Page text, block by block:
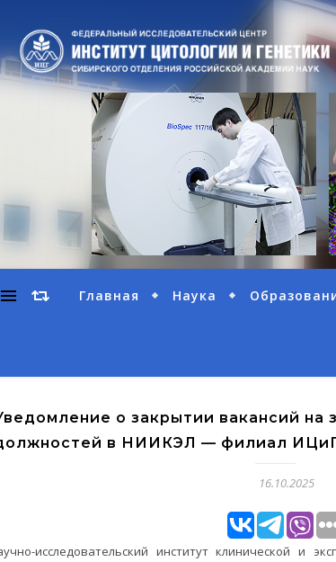
Главная Наука
о закрытии вакансий на
в НИИКЭЛ — филиал
16.10.2025
исследовательский институт клинической и